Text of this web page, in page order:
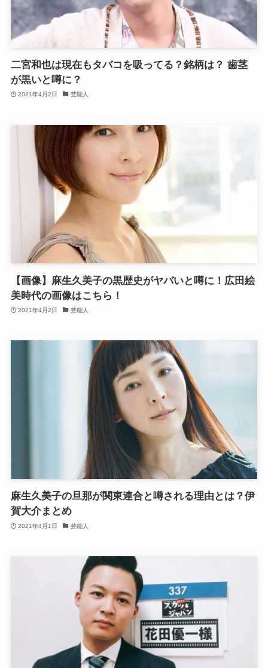
二宮和也は現在もタバコを吸ってる？銘柄は？ 歯茎
が黒いと噂に？
2021年4月2日 芸能人
【画像】麻生久美子の黒歴史がヤバいと噂に！広田絵
美時代の画像はこちら！
2021年4月2日 芸能人
麻生久美子の旦那が関東連合と噂される理由とは？伊
賀大介まとめ
2021年4月1日 芸能人